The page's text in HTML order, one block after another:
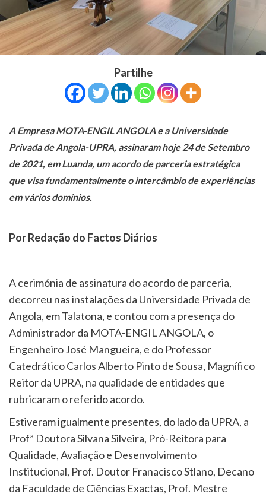
Partilhe
A Empresa MOTA-ENGIL ANGOLA e a Universidade
Privada de Angola-UPRA, assinaram hoje 24 de Setembro
de 2021, em Luanda, um acordo de parceria estratégica
que visa fundamentalmente o intercâmbio de experiências
em vários domínios.
Por Redação do Factos Diários
A cerimónia de assinatura do acordo de parceria,
decorreu nas instalações da Universidade Privada de
Angola, em Talatona, e contou com a presença do
Administrador da MOTA-ENGIL ANGOLA, o
Engenheiro José Mangueira, e do Professor
Catedrático Carlos Alberto Pinto de Sousa, Magnífico
Reitor da UPRA, na qualidade de entidades que
rubricaram o referido acordo.
Estiveram igualmente presentes, do lado da UPRA, a
Profª Doutora Silvana Silveira, Pró-Reitora para
Qualidade, Avaliação e Desenvolvimento
Institucional, Prof. Doutor Franacisco Stlano, Decano
da Faculdade de Ciências Exactas, Prof. Mestre